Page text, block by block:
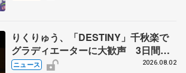
りくりゅう、「DESTINY」千秋楽で
グラディエーターに大歓声 3日間の
計4公演で延べ約１万8千人動員、三浦
ニュース 2026.08.02